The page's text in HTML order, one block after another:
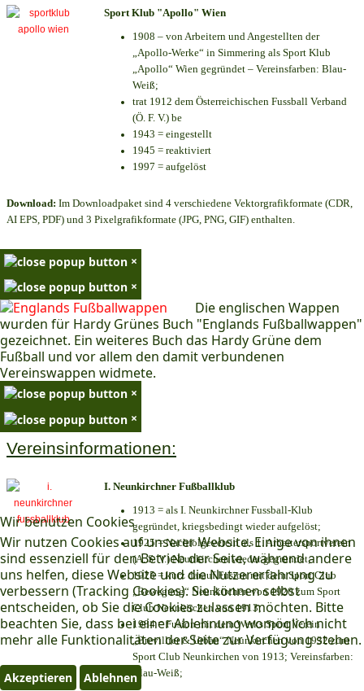
Wir benutzen Cookies
Wir nutzen Cookies auf unserer Website. Einige von ihnen
sind essenziell für den Betrieb der Seite, während andere
uns helfen, diese Website und die Nutzererfahrung zu
verbessern (Tracking Cookies). Sie können selbst
entscheiden, ob Sie die Cookies zulassen möchten. Bitte
beachten Sie, dass bei einer Ablehnung womöglich nicht
mehr alle Funktionalitäten der Seite zur Verfügung stehen.
Akzeptieren Ablehnen
Sport Klub "Apollo" Wien
1908 – von Arbeitern und Angestellten der
„Apollo-Werke“ in Simmering als Sport Klub
„Apollo“ Wien gegründet – Vereinsfarben: Blau-
Weiß;
trat 1912 dem Österreichischen Fussball Verband
(Ö. F. V.) be
1943 = eingestellt
1945 = reaktiviert
1997 = aufgelöst
Download: Im Downloadpaket sind 4 verschiedene Vektorgrafikformate (CDR,
AI EPS, PDF) und 3 Pixelgrafikformate (JPG, PNG, GIF) enthalten.
×
×
Die englischen Wappen
wurden für Hardy Grünes Buch "Englands Fußballwappen"
gezeichnet. Ein weiteres Buch das Hardy Grüne dem
Fußball und vor allem den damit verbundenen
Vereinswappen widmete.
×
×
Vereinsinformationen:
I. Neunkirchner Fußballklub
1913 = als I. Neunkirchner Fussball-Klub
gegründet, kriegsbedingt wieder aufgelöst;
1925 = Nachfolgeverein als 1. Arbeitersportverein
(A. S. V.) Neunkirchen wieder gegründet;
1925 = kurz darauf Fusion mit dem Sport Club
„Bewegung“ Neunkirchen von 1920 zum Sport
Club Neunkirchen von 1913;
1984 = Fusion mit dem Werks Sport Verein
„Brevillier & Urban“ Neunkirchen von 1932 zum
Sport Club Neunkirchen von 1913; Vereinsfarben:
Blau-Weiß;